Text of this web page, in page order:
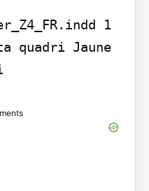
1
quadri Jaune